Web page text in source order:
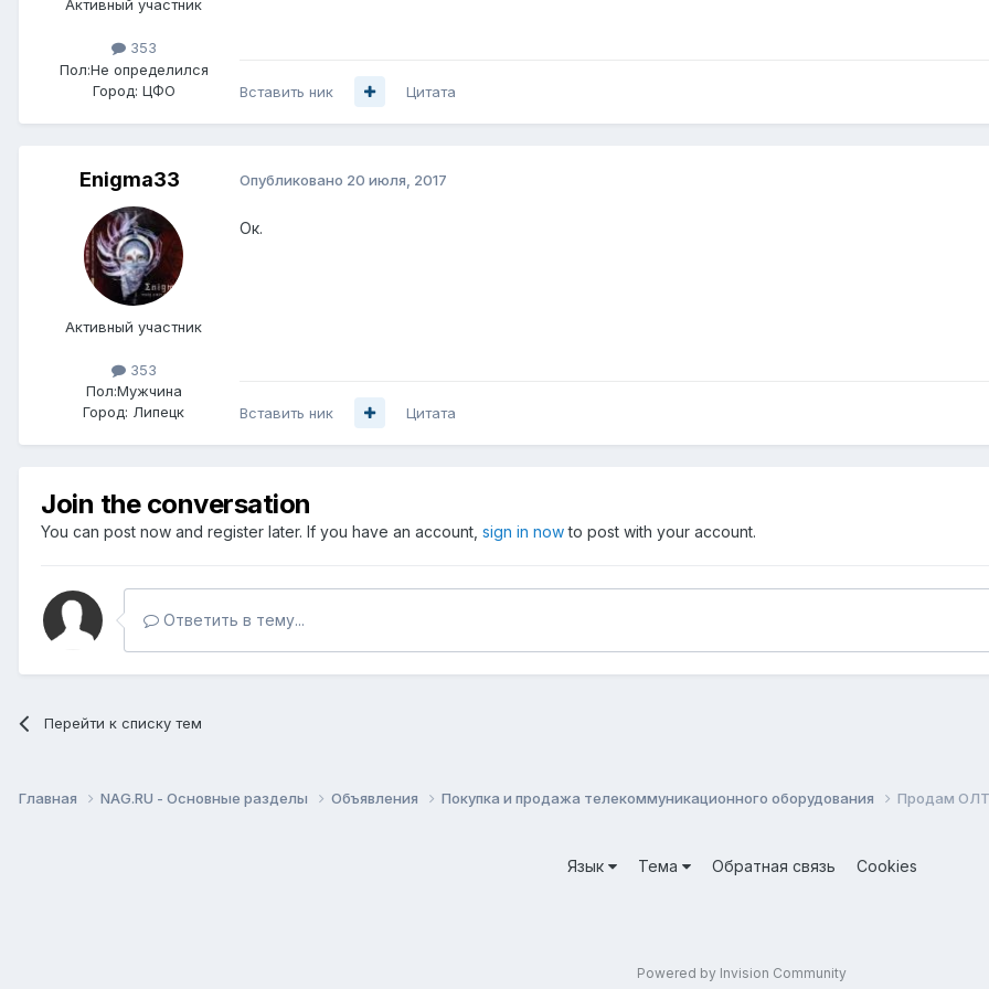
Активный участник
353
Пол:Не определился
Город: ЦФО Вставить ник Цитата
Enigma33
Активный участник
353
Пол:Мужчина
Город: Липецк
Опубликовано 20 июля, 2017
Ок.
Вставить ник Цитата
Join the conversation
You can post now and register later. If you have an account, sign in nowto post with your account.
Ответить в тему...
Перейти к списку тем
Главная NAG.RU - Основные разделы Объявления Покупка и продажа телекоммуникационного оборудования Продам ОЛТ
Язык Тема Обратная связь
Cookies
Powered by Invision Community